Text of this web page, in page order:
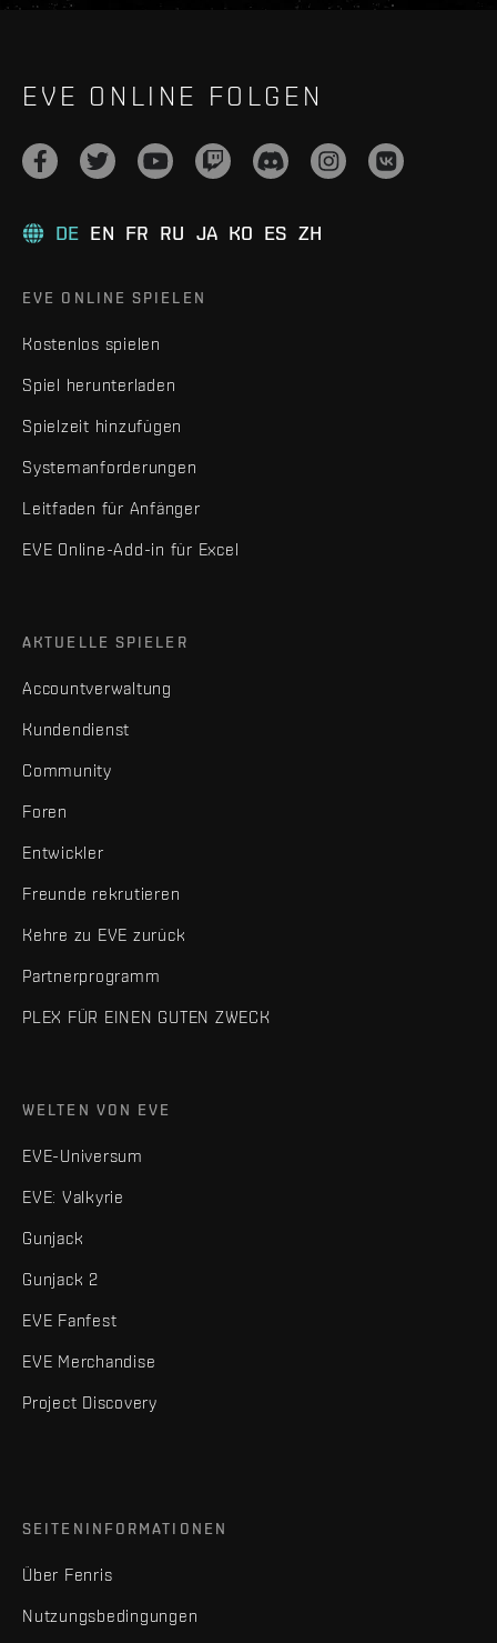
EVE ONLINE FOLGEN
DE EN FR RU JA KO ES ZH
EVE ONLINE SPIELEN
Kostenlos spielen
Spiel herunterladen
Spielzeit hinzufügen
Systemanforderungen
Leitfaden für Anfänger
EVE Online-Add-in für Excel
AKTUELLE SPIELER
Accountverwaltung
Kundendienst
Community
Foren
Entwickler
Freunde rekrutieren
Kehre zu EVE zurück
Partnerprogramm
PLEX FÜR EINEN GUTEN ZWECK
WELTEN VON EVE
EVE-Universum
EVE: Valkyrie
Gunjack
Gunjack 2
EVE Fanfest
EVE Merchandise
Project Discovery
SEITENINFORMATIONEN
Über Fenris
Nutzungsbedingungen